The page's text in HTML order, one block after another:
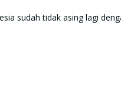
sudah tidak asing lagi